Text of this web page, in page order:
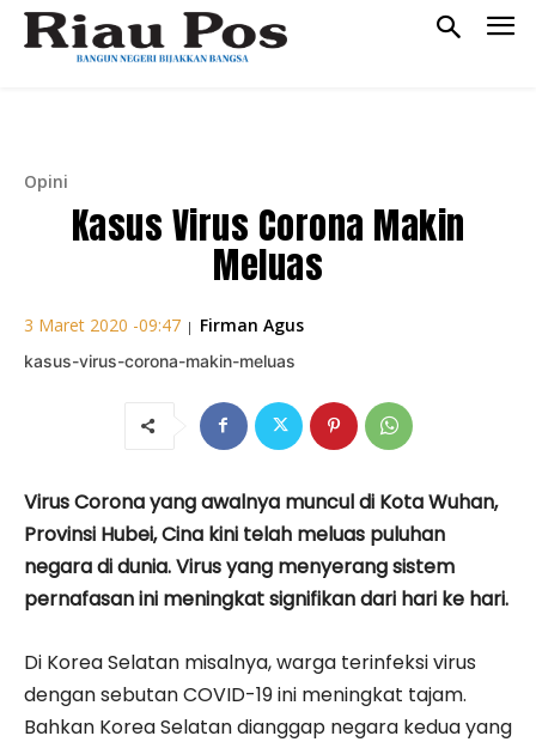
Opini
Kasus Virus Corona Makin
Meluas
3 Maret 2020 -09:47 | Firman Agus
kasus-virus-corona-makin-meluas
Virus Corona yang awalnya muncul di Kota Wuhan,
Provinsi Hubei, Cina kini telah meluas puluhan
negara di dunia. Virus yang menyerang sistem
pernafasan ini meningkat signifikan dari hari ke hari.
Di Korea Selatan misalnya, warga terinfeksi virus
dengan sebutan COVID-19 ini meningkat tajam.
Bahkan Korea Selatan dianggap negara kedua yang